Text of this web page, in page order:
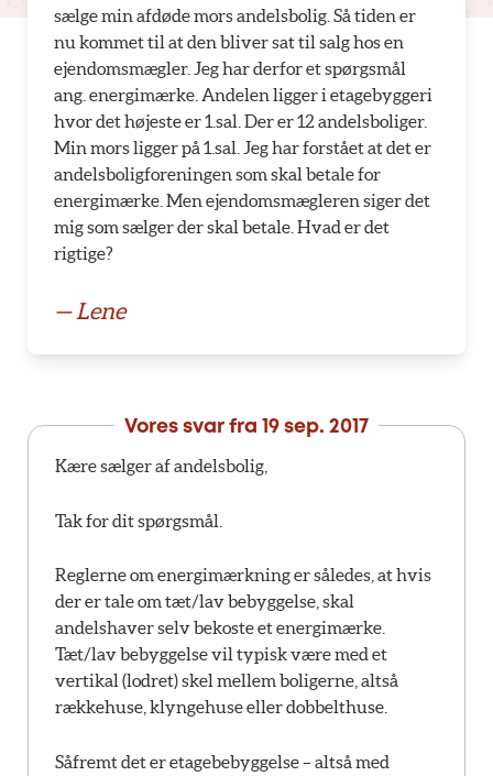
sælge min afdøde mors andelsbolig. Så tiden er
nu kommet til at den bliver sat til salg hos en
ejendomsmægler. Jeg har derfor et spørgsmål
ang. energimærke. Andelen ligger i etagebyggeri
hvor det højeste er 1.sal. Der er 12 andelsboliger.
Min mors ligger på 1.sal. Jeg har forstået at det er
andelsboligforeningen som skal betale for
energimærke. Men ejendomsmægleren siger det
mig som sælger der skal betale. Hvad er det
rigtige?
— Lene
Vores svar fra 19 sep. 2017
Kære sælger af andelsbolig,
Tak for dit spørgsmål.
Reglerne om energimærkning er således, at hvis
der er tale om tæt/lav bebyggelse, skal
andelshaver selv bekoste et energimærke.
Tæt/lav bebyggelse vil typisk være med et
vertikal (lodret) skel mellem boligerne, altså
rækkehuse, klyngehuse eller dobbelthuse.
Såfremt det er etagebebyggelse – altså med